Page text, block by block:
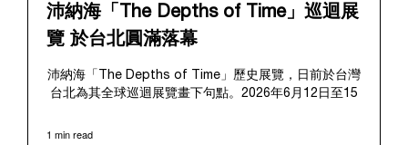
沛納海「The Depths of Time」巡迴展
覽 於台北圓滿落幕
沛納海「The Depths of Time」歷史展覽，日前於台灣
台北為其全球巡迴展覽畫下句點。2026年6月12日至15
區對公眾開放。這座擁有百年歷史的標誌性場地提供了
1 min read